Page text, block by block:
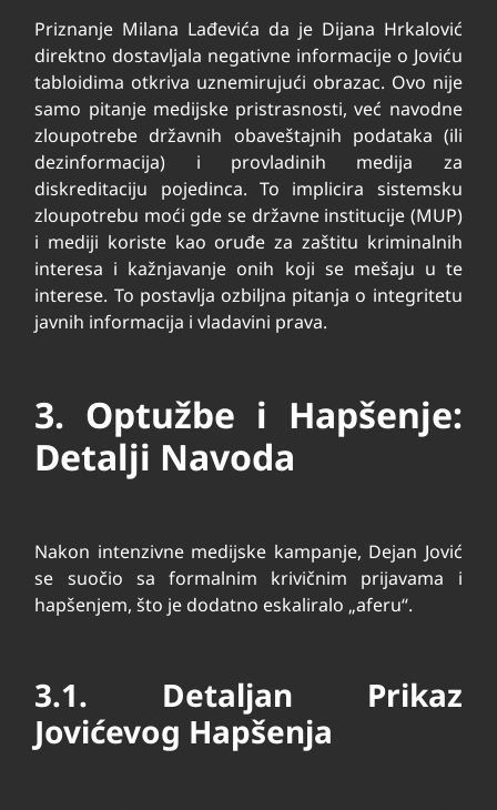
Priznanje Milana Lađevića da je Dijana Hrkalović
direktno dostavljala negativne informacije o Joviću
tabloidima otkriva uznemirujući obrazac. Ovo nije
samo pitanje medijske pristrasnosti, već navodne
zloupotrebe državnih obaveštajnih podataka (ili
dezinformacija) i provladinih medija za
diskreditaciju pojedinca. To implicira sistemsku
zloupotrebu moći gde se državne institucije (MUP)
i mediji koriste kao oruđe za zaštitu kriminalnih
interesa i kažnjavanje onih koji se mešaju u te
interese. To postavlja ozbiljna pitanja o integritetu
javnih informacija i vladavini prava.
3. Optužbe i Hapšenje:
Detalji Navoda
Nakon intenzivne medijske kampanje, Dejan Jović
se suočio sa formalnim krivičnim prijavama i
hapšenjem, što je dodatno eskaliralo „aferu“.
3.1. Detaljan Prikaz
Jovićevog Hapšenja